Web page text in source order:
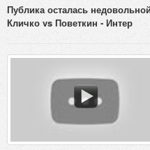
Публика осталась
Кличко vs Поветкин - Интер